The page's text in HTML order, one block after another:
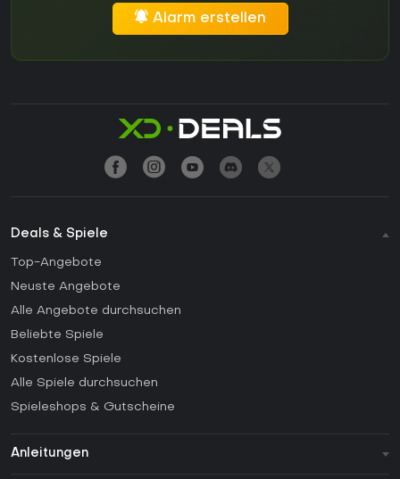
Alarm erstellen
Deals & Spiele
Top-Angebote
Neuste Angebote
Alle Angebote durchsuchen
Beliebte Spiele
Kostenlose Spiele
Alle Spiele durchsuchen
Spieleshops & Gutscheine
Anleitungen